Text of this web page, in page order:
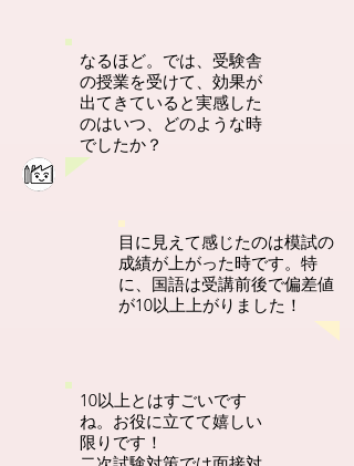
なるほど。では、受験舎
の授業を受けて、効果が
出てきていると実感した
のはいつ、どのような時
でしたか？
目に見えて感じたのは模試の
成績が上がった時です。特
に、国語は受講前後で偏差値
が10以上上がりました！
10以上とはすごいです
ね。お役に立てて嬉しい
限りです！